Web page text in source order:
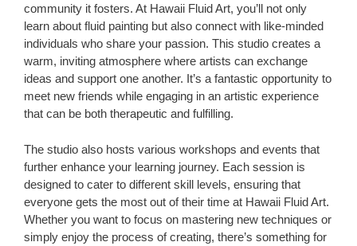
community it fosters. At Hawaii Fluid Art, you’ll not only
learn about fluid painting but also connect with like-minded
individuals who share your passion. This studio creates a
warm, inviting atmosphere where artists can exchange
ideas and support one another. It’s a fantastic opportunity to
meet new friends while engaging in an artistic experience
that can be both therapeutic and fulfilling.
The studio also hosts various workshops and events that
further enhance your learning journey. Each session is
designed to cater to different skill levels, ensuring that
everyone gets the most out of their time at Hawaii Fluid Art.
Whether you want to focus on mastering new techniques or
simply enjoy the process of creating, there’s something for